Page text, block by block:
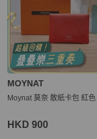
MOYNAT
Moynat 莫奈 散紙卡包 紅色
HKD 900